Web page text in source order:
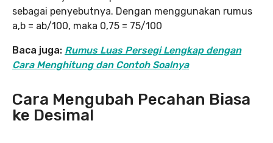
sebagai penyebutnya. Dengan menggunakan rumus
a,b = ab/100, maka 0,75 = 75/100
Baca juga: Rumus Luas Persegi Lengkap dengan
Cara Menghitung dan Contoh Soalnya
Cara Mengubah Pecahan Biasa
ke Desimal